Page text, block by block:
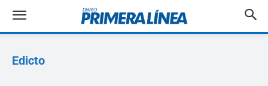
Edicto